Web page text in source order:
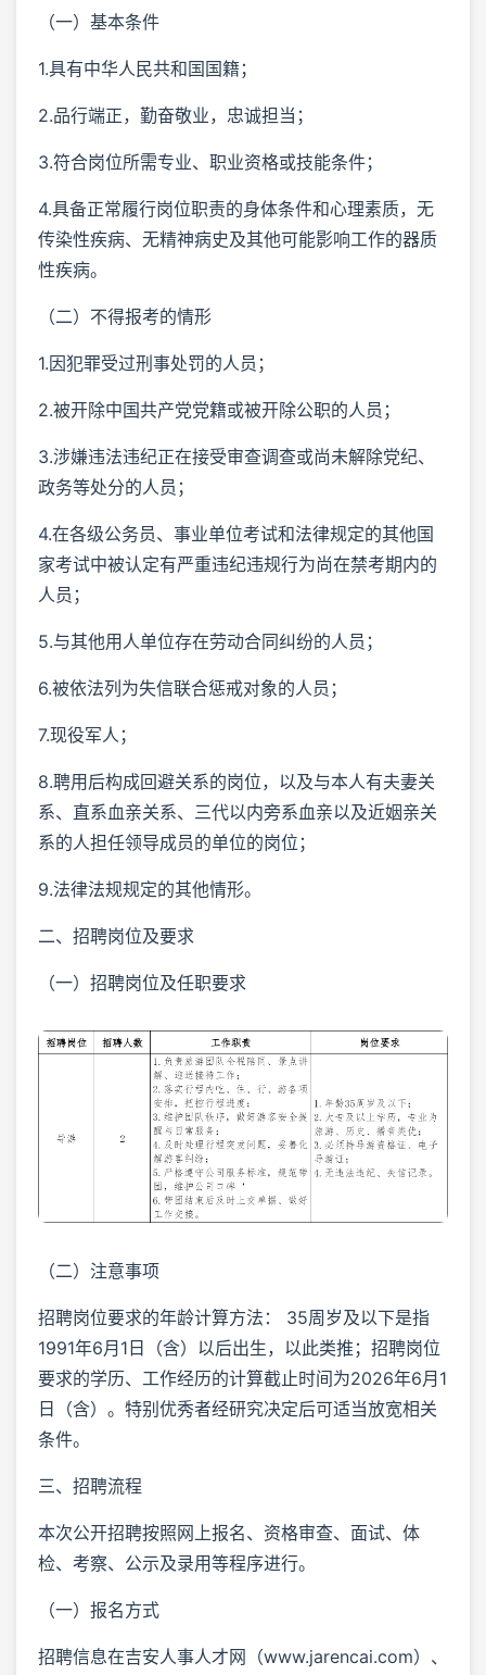
（一）基本条件
1.具有中华人民共和国国籍；
2.品行端正，勤奋敬业，忠诚担当；
3.符合岗位所需专业、职业资格或技能条件；
4.具备正常履行岗位职责的身体条件和心理素质，无
传染性疾病、无精神病史及其他可能影响工作的器质
性疾病。
（二）不得报考的情形
1.因犯罪受过刑事处罚的人员；
2.被开除中国共产党党籍或被开除公职的人员；
3.涉嫌违法违纪正在接受审查调查或尚未解除党纪、
政务等处分的人员；
4.在各级公务员、事业单位考试和法律规定的其他国
家考试中被认定有严重违纪违规行为尚在禁考期内的
人员；
5.与其他用人单位存在劳动合同纠纷的人员；
6.被依法列为失信联合惩戒对象的人员；
7.现役军人；
8.聘用后构成回避关系的岗位，以及与本人有夫妻关
系、直系血亲关系、三代以内旁系血亲以及近姻亲关
系的人担任领导成员的单位的岗位；
9.法律法规规定的其他情形。
二、招聘岗位及要求
（一）招聘岗位及任职要求
（二）注意事项
招聘岗位要求的年龄计算方法： 35周岁及以下是指
1991年6月1日（含）以后出生，以此类推；招聘岗位
要求的学历、工作经历的计算截止时间为2026年6月1
日（含）。特别优秀者经研究决定后可适当放宽相关
条件。
三、招聘流程
本次公开招聘按照网上报名、资格审查、面试、体
检、考察、公示及录用等程序进行。
（一）报名方式
招聘信息在吉安人事人才网（www.jarencai.com）、